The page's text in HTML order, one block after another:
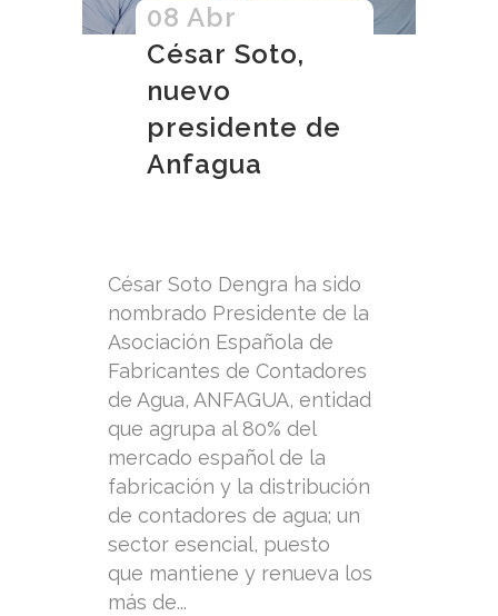
08 Abr
César Soto,
nuevo
presidente de
Anfagua
César Soto Dengra ha sido
nombrado Presidente de la
Asociación Española de
Fabricantes de Contadores
de Agua, ANFAGUA, entidad
que agrupa al 80% del
mercado español de la
fabricación y la distribución
de contadores de agua; un
sector esencial, puesto
que mantiene y renueva los
más de...